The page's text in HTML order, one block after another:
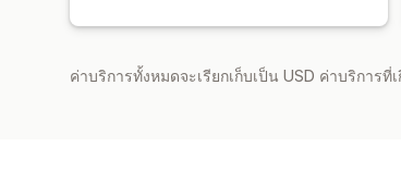
ค่าบริการทั้งหมดจะเรียกเก็บเป็น USD ค่าบริการ